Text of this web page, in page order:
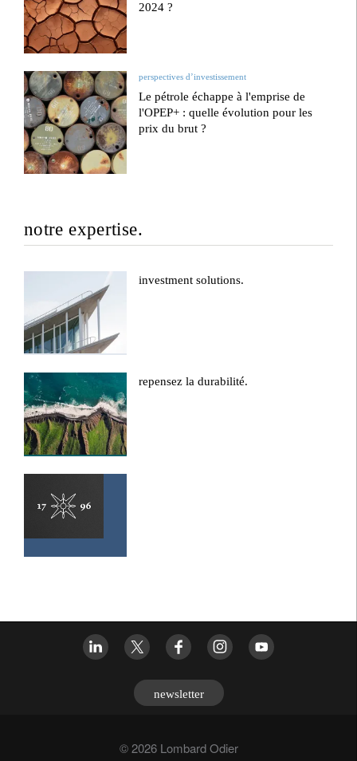
2024 ?
perspectives d’investissement
Le pétrole échappe à l'emprise de
l'OPEP+ : quelle évolution pour les
prix du brut ?
notre expertise.
investment solutions.
repensez la durabilité.
newsletter
© 2026 Lombard Odier